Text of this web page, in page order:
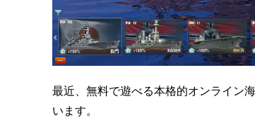
最近、無料で遊べる本格的オンライン
います。